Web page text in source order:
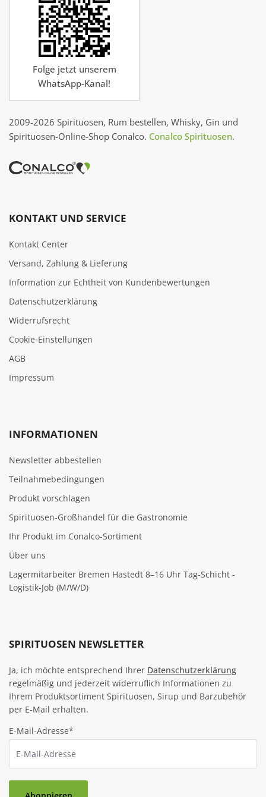
Folge jetzt unserem
WhatsApp-Kanal!
2009-2026 Spirituosen, Rum bestellen, Whisky, Gin und
Spirituosen-Online-Shop Conalco. Conalco Spirituosen.
KONTAKT UND SERVICE
Kontakt Center
Versand, Zahlung & Lieferung
Information zur Echtheit von Kundenbewertungen
Datenschutzerklärung
Widerrufsrecht
Cookie‑Einstellungen
AGB
Impressum
INFORMATIONEN
Newsletter abbestellen
Teilnahmebedingungen
Produkt vorschlagen
Spirituosen-Großhandel für die Gastronomie
Ihr Produkt im Conalco-Sortiment
Über uns
Lagermitarbeiter Bremen Hastedt 8–16 Uhr Tag-Schicht -
Logistik-Job (M/W/D)
SPIRITUOSEN NEWSLETTER
Ja, ich möchte entsprechend Ihrer Datenschutzerklärung
regelmäßig und jederzeit widerruflich Informationen zu
Ihrem Produktsortiment Spirituosen, Sirup und Barzubehör
per E-Mail erhalten.
E-Mail-Adresse*